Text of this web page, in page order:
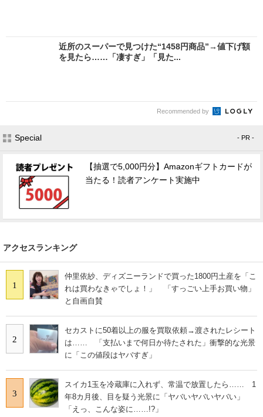
近所のスーパーで見つけた“1458円商品”→値下げ額
を見たら……「凄すぎ」「見た...
Recommended by
Special - PR -
【抽選で5,000円分】Amazonギフトカードが
当たる！読者アンケート実施中
アクセスランキング
1
仲里依紗、ディズニーランドで買った1800円土産を「こ
れは買わなきゃでしょ！」 「すっごい上手お買い物」
と自画自賛
2
セカストに50着以上の服を買取依頼→渡されたレシート
は…… 「支払いまで何日か待たされた」衝撃的な光景
に「この値段はヤバすぎ」
3
スイカ1玉を冷蔵庫に入れず、常温で放置したら…… 1
年8カ月後、目を疑う光景に「ヤバいヤバいヤバい」
「えっ、こんな姿に……!?」